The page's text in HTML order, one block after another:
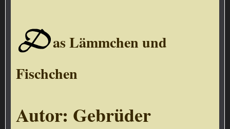
D
as Lämmchen und
Fischchen
Autor: Gebrüder